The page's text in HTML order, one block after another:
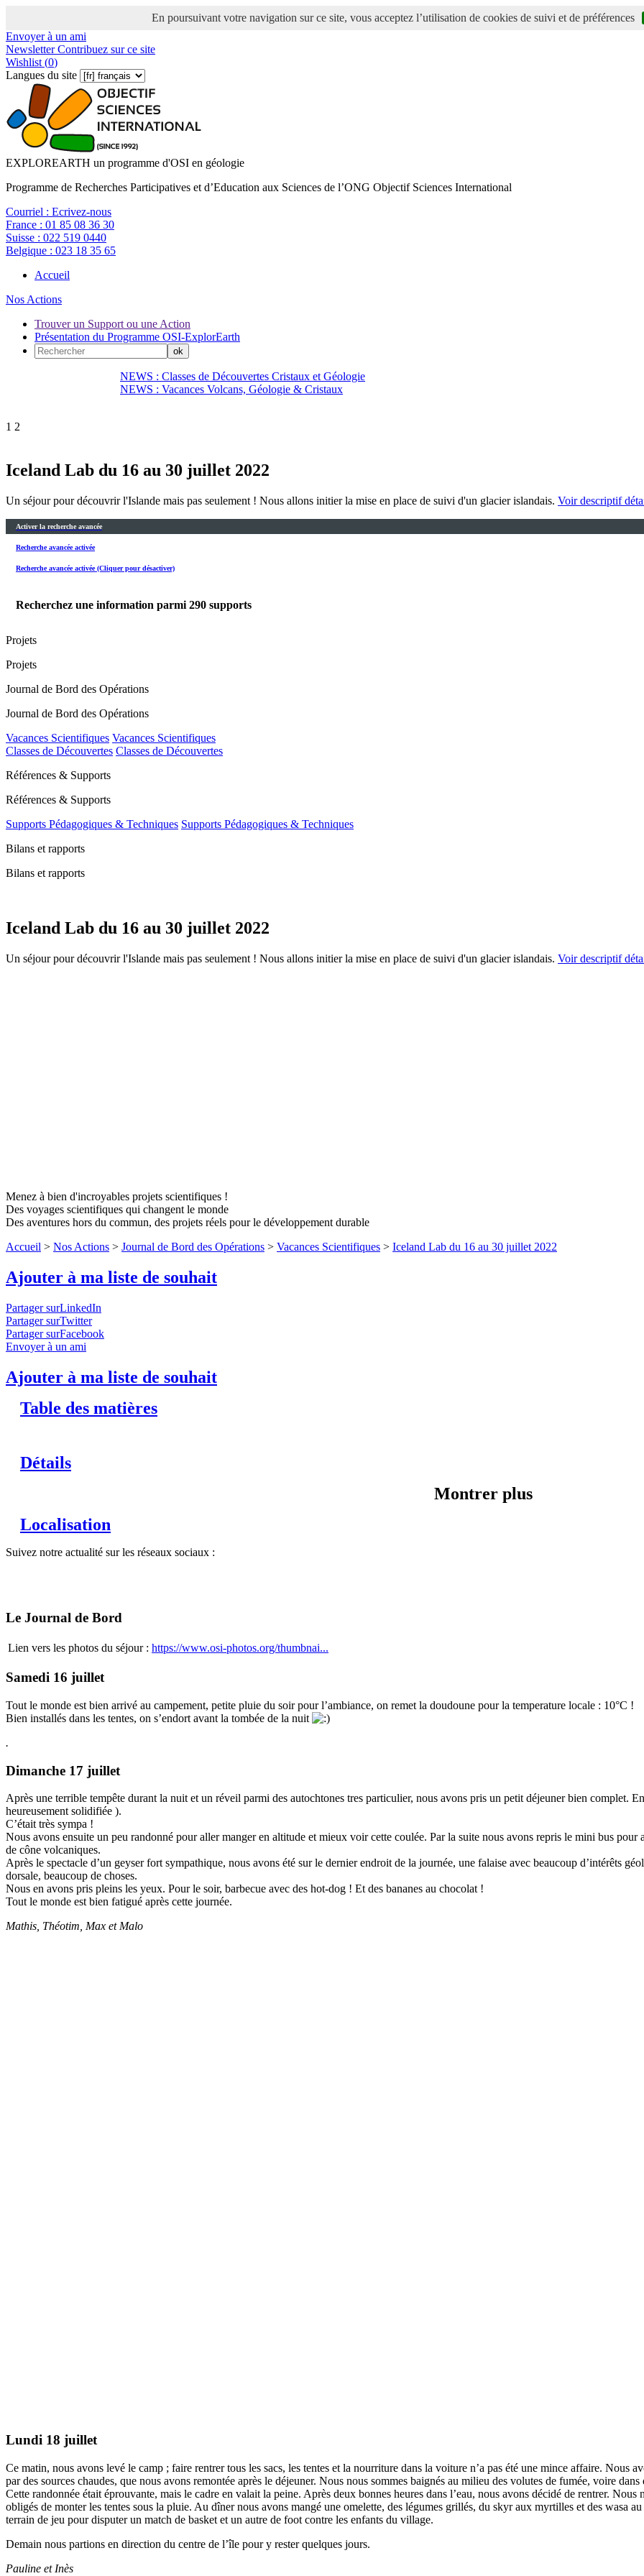
En poursuivant votre navigation sur ce site, vous acceptez l’utilisation de cookies de suivi et de préférences
Envoyer à un ami
NewsletterContribuez sur ce site
Wishlist (0)
Langues du site
EXPLOREARTH un programme d'OSI en géologie
Programme de Recherches Participatives et d’Education aux Sciences de l’ONG Objectif Sciences International
Courriel : Ecrivez-nous
France : 01 85 08 36 30
Suisse : 022 519 0440
Belgique : 023 18 35 65
Accueil
Nos Actions
Trouver un Support ou une Action
Présentation du Programme OSI-ExplorEarth
NEWS : Classes de Découvertes Cristaux et Géologie
NEWS : Vacances Volcans, Géologie & Cristaux
1 2
Iceland Lab du 16 au 30 juillet 2022
Un séjour pour découvrir l'Islande mais pas seulement ! Nous allons initier la mise en place de suivi d'un glacier islandais. Voir descriptif
Activer la recherche avancée
Recherche avancée activée
Recherche avancée activée (Cliquer pour désactiver)
Recherchez une information parmi 290 supports
Projets
Projets
Journal de Bord des Opérations
Journal de Bord des Opérations
Vacances Scientifiques Vacances Scientifiques
Classes de Découvertes Classes de Découvertes
Références & Supports
Références & Supports
Supports Pédagogiques & Techniques Supports Pédagogiques & Techniques
Bilans et rapports
Bilans et rapports
Iceland Lab du 16 au 30 juillet 2022
Un séjour pour découvrir l'Islande mais pas seulement ! Nous allons initier la mise en place de suivi d'un glacier islandais. Voir descriptif
Menez à bien d'incroyables projets scientifiques !
Des voyages scientifiques qui changent le monde
Des aventures hors du commun, des projets réels pour le développement durable
Accueil > Nos Actions > Journal de Bord des Opérations > Vacances Scientifiques > Iceland Lab du 16 au 30 juillet 2022
Ajouter à ma liste de souhait
Partager surLinkedIn
Partager surTwitter
Partager surFacebook
Envoyer à un ami
Ajouter à ma liste de souhait
Table des matières
Détails
Montrer plus
Localisation
Suivez notre actualité sur les réseaux sociaux :
Le Journal de Bord
Lien vers les photos du séjour : https://www.osi-photos.org/thumbnai...
Samedi 16 juillet
Tout le monde est bien arrivé au campement, petite pluie du soir pour l’ambiance, on remet la doudoune pour la temperature locale : 10°C !
Bien installés dans les tentes, on s’endort avant la tombée de la nuit
.
Dimanche 17 juillet
Après une terrible tempête durant la nuit et un réveil parmi des autochtones tres particulier, nous avons pris un petit déjeuner bien complet.
heureusement solidifiée ).
C’était très sympa !
Nous avons ensuite un peu randonné pour aller manger en altitude et mieux voir cette coulée. Par la suite nous avons repris le mini bus
de cône volcaniques.
Après le spectacle d’un geyser fort sympathique, nous avons été sur le dernier endroit de la journée, une falaise avec beaucoup d’intérêts
dorsale, beaucoup de choses.
Nous en avons pris pleins les yeux. Pour le soir, barbecue avec des hot-dog ! Et des bananes au chocolat !
Tout le monde est bien fatigué après cette journée.
Mathis, Théotim, Max et Malo
Lundi 18 juillet
Ce matin, nous avons levé le camp ; faire rentrer tous les sacs, les tentes et la nourriture dans la voiture n’a pas été une mince affaire. Nous
par des sources chaudes, que nous avons remontée après le déjeuner. Nous nous sommes baignés au milieu des volutes de fumée, voire
Cette randonnée était éprouvante, mais le cadre en valait la peine. Après deux bonnes heures dans l’eau, nous avons décidé de rentrer.
obligés de monter les tentes sous la pluie. Au dîner nous avons mangé une omelette, des légumes grillés, du skyr aux myrtilles et des wasa
terrain de jeu pour disputer un match de basket et un autre de foot contre les enfants du village.
Demain nous partions en direction du centre de l’île pour y rester quelques jours.
Pauline et Inès